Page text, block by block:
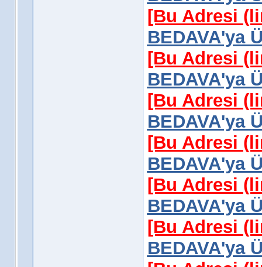
[Bu Adresi
BEDAVA'ya
[Bu Adresi
BEDAVA'ya
[Bu Adresi
BEDAVA'ya
[Bu Adresi
BEDAVA'ya
[Bu Adresi
BEDAVA'ya
[Bu Adresi
BEDAVA'ya